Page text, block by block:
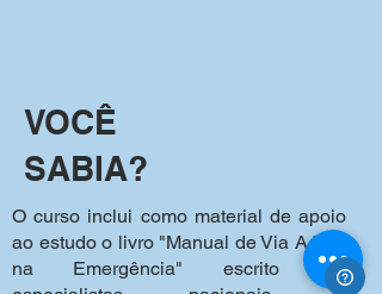
VOCÊ
SABIA?
O curso inclui como material de apoio
ao estudo o livro "Manual de Via Aérea
na Emergência" escrito por